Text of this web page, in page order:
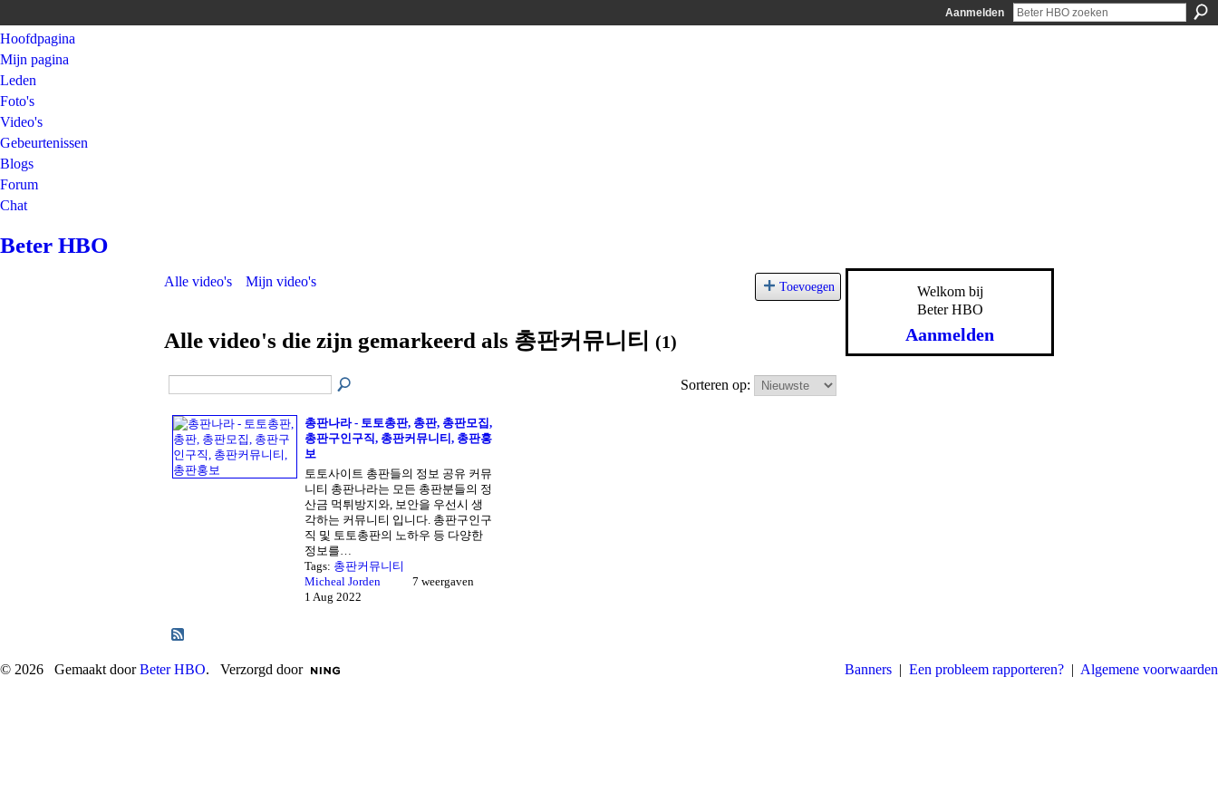
Aanmelden
Hoofdpagina
Mijn pagina
Leden
Foto's
Video's
Gebeurtenissen
Blogs
Forum
Chat
Beter HBO
Alle video's Mijn video's Toevoegen
Alle video's die zijn gemarkeerd als 총판커뮤니티 (1)
Sorteren op:
총판나라 - 토토총판, 총판, 총판모집,
총판구인구직, 총판커뮤니티, 총판홍
보
토토사이트 총판들의 정보 공유 커뮤
니티 총판나라는 모든 총판분들의 정
산금 먹튀방지와, 보안을 우선시 생
각하는 커뮤니티 입니다. 총판구인구
직 및 토토총판의 노하우 등 다양한
정보를…
Tags: 총판커뮤니티
Micheal Jorden
1 Aug 2022
7 weergaven
Welkom bij
Beter HBO
Aanmelden
© 2026 Gemaakt doorBeter HBO. Verzorgd door Banners | Een probleem rapporteren? | Algemene voorwaarden